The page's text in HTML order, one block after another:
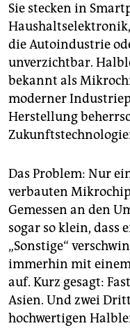
abo
genossenschaft
epaper login
Sie stecken in
die Autoindustrie
unverzichtbar.
bekannt als
moderner
Herstellung
Das Problem: Nur
verbauten
Gemessen an den
sogar so klein, dass
„Sonstige“
immerhin mit
auf. Kurz gesagt:
Asien. Und zwei
hochwertigen